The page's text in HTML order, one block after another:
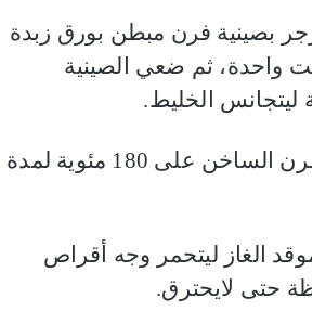
بصينية فرن مبطن بورق زبدة
واحدة، ثم ضعي الصينية
ليتجانس الخليط.
ضعي الصينية بالفرن الساخن على 180 مئوية لمدة
الغاز ليتحمر وجه أقراص
حتى لايحترق.